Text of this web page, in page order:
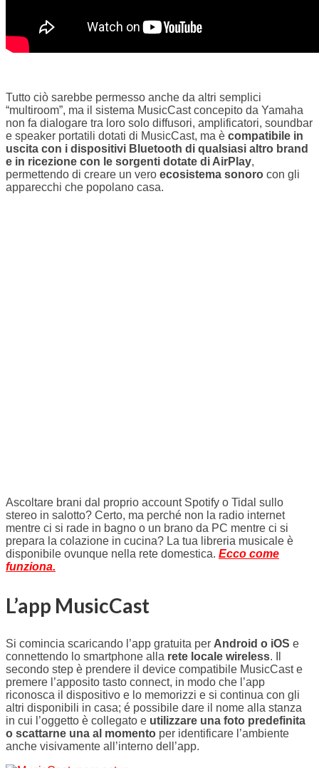
Tutto ciò sarebbe permesso anche da altri semplici
“multiroom”, ma il sistema MusicCast concepito da Yamaha
non fa dialogare tra loro solo diffusori, amplificatori, soundbar
e speaker portatili dotati di MusicCast, ma è compatibile in
uscita con i dispositivi Bluetooth di qualsiasi altro brand
e in ricezione con le sorgenti dotate di AirPlay,
permettendo di creare un vero ecosistema sonoro con gli
apparecchi che popolano casa.
Ascoltare brani dal proprio account Spotify o Tidal sullo
stereo in salotto? Certo, ma perché non la radio internet
mentre ci si rade in bagno o un brano da PC mentre ci si
prepara la colazione in cucina? La tua libreria musicale è
disponibile ovunque nella rete domestica. Ecco come
funziona.
L’app MusicCast
Si comincia scaricando l’app gratuita per Android o iOS e
connettendo lo smartphone alla rete locale wireless. Il
secondo step è prendere il device compatibile MusicCast e
premere l’apposito tasto connect, in modo che l’app
riconosca il dispositivo e lo memorizzi e si continua con gli
altri disponibili in casa; é possibile dare il nome alla stanza
in cui l’oggetto è collegato e utilizzare una foto predefinita
o scattarne una al momento per identificare l’ambiente
anche visivamente all’interno dell’app.